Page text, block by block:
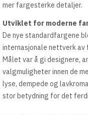
mer fargesterke detaljer.
Utviklet for moderne
De nye standardfargene
internasjonale nettverk av
Målet var å gi designere,
valgmuligheter innen de
lyse, dempede og
stor betydning for det